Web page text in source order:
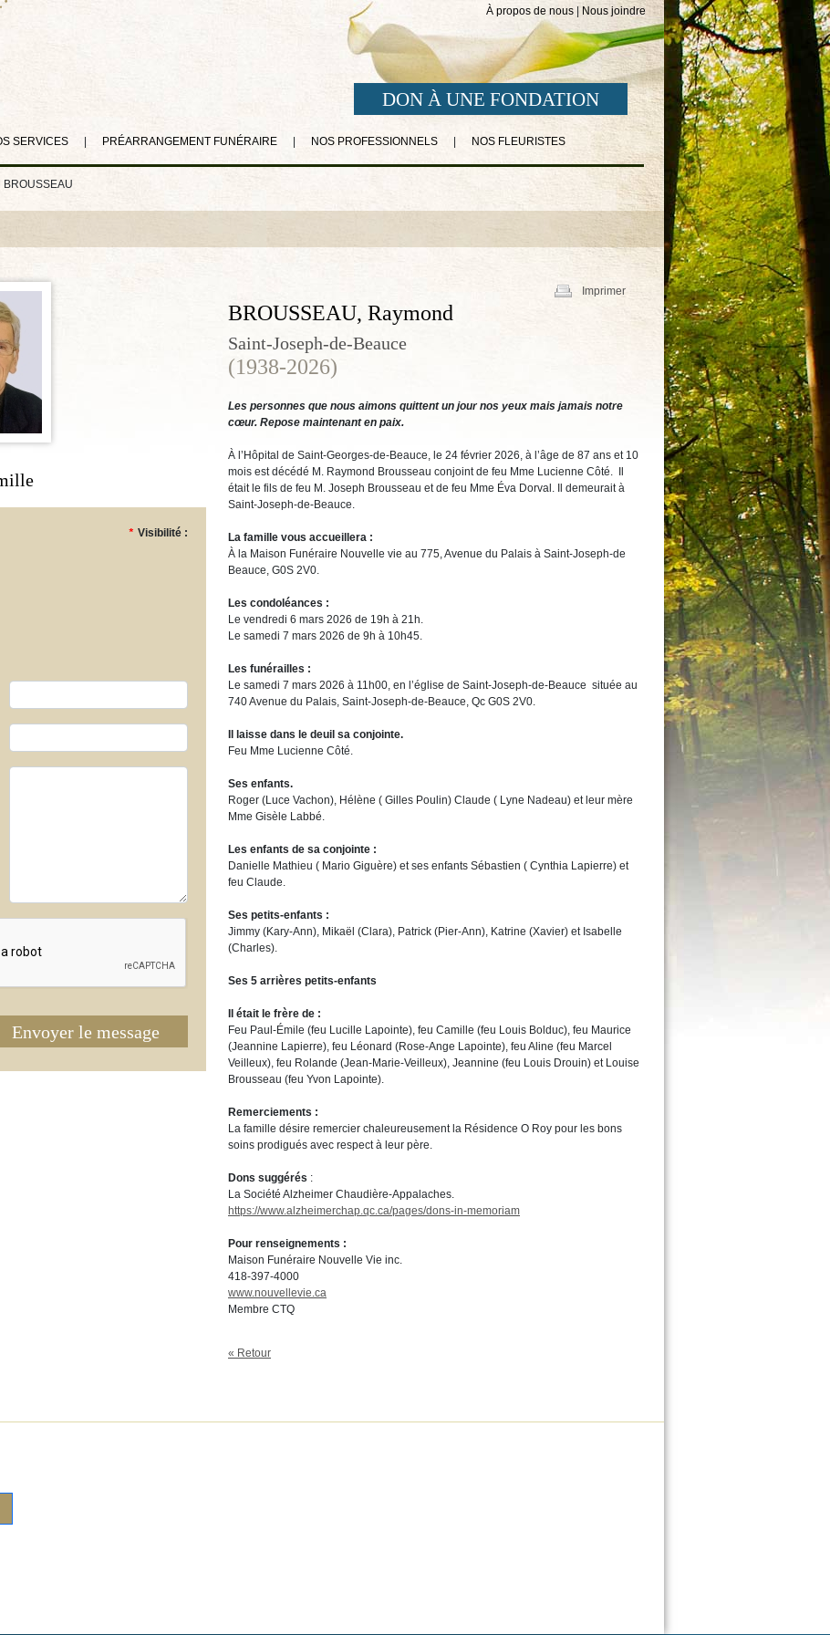
À propos de nous Nous joindre
DON À UNE FONDATION
SERVICES PRÉARRANGEMENT FUNÉRAIRE NOS PROFESSIONNELS NOS FLEURISTES
BROUSSEAU
* Visibilité :
Envoyer le message
Imprimer
BROUSSEAU, Raymond
Saint-Joseph-de-Beauce
(1938-2026)
Les personnes que nous aimons quittent un jour nos yeux mais jamais notre
cœur. Repose maintenant en paix.
À l’Hôpital de Saint-Georges-de-Beauce, le 24 février 2026, à l’âge de 87 ans et 10
mois est décédé M. Raymond Brousseau conjoint de feu Mme Lucienne Côté. Il
était le fils de feu M. Joseph Brousseau et de feu Mme Éva Dorval. Il demeurait à
Saint-Joseph-de-Beauce.
La famille vous accueillera :
À la Maison Funéraire Nouvelle vie au 775, Avenue du Palais à Saint-Joseph-de
Beauce, G0S 2V0.
Les condoléances :
Le vendredi 6 mars 2026 de 19h à 21h.
Le samedi 7 mars 2026 de 9h à 10h45.
Les funérailles :
Le samedi 7 mars 2026 à 11h00, en l’église de Saint-Joseph-de-Beauce située au
740 Avenue du Palais, Saint-Joseph-de-Beauce, Qc G0S 2V0.
Il laisse dans le deuil sa conjointe.
Feu Mme Lucienne Côté.
Ses enfants.
Roger (Luce Vachon), Hélène ( Gilles Poulin) Claude ( Lyne Nadeau) et leur mère
Mme Gisèle Labbé.
Les enfants de sa conjointe :
Danielle Mathieu ( Mario Giguère) et ses enfants Sébastien ( Cynthia Lapierre) et
feu Claude.
Ses petits-enfants :
Jimmy (Kary-Ann), Mikaël (Clara), Patrick (Pier-Ann), Katrine (Xavier) et Isabelle
(Charles).
Ses 5 arrières petits-enfants
Il était le frère de :
Feu Paul-Émile (feu Lucille Lapointe), feu Camille (feu Louis Bolduc), feu Maurice
(Jeannine Lapierre), feu Léonard (Rose-Ange Lapointe), feu Aline (feu Marcel
Veilleux), feu Rolande (Jean-Marie-Veilleux), Jeannine (feu Louis Drouin) et Louise
Brousseau (feu Yvon Lapointe).
Remerciements :
La famille désire remercier chaleureusement la Résidence O Roy pour les bons
soins prodigués avec respect à leur père.
Dons suggérés :
La Société Alzheimer Chaudière-Appalaches.
https://www.alzheimerchap.qc.ca/pages/dons-in-memoriam
Pour renseignements :
Maison Funéraire Nouvelle Vie inc.
418-397-4000
www.nouvellevie.ca
Membre CTQ
« Retour